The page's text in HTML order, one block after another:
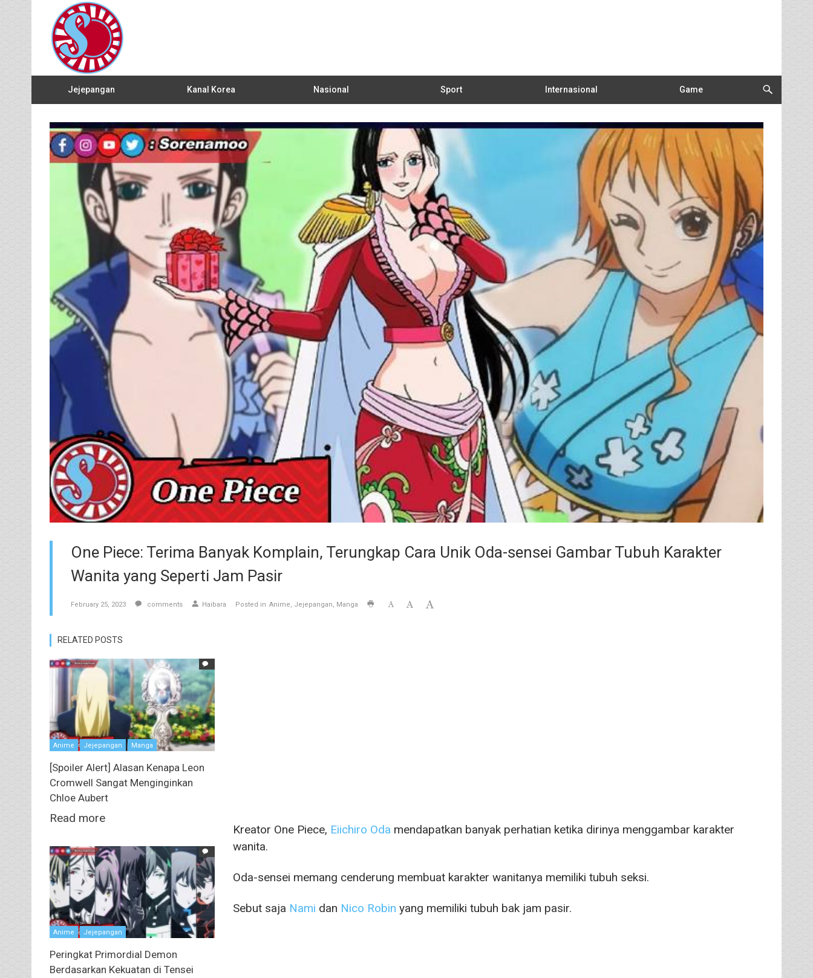
Jejepangan Kanal Korea Nasional Sport Internasional Game
One Piece: Terima Banyak Komplain, Terungkap Cara Unik Oda-sensei Gambar Tubuh Karakter
Wanita yang Seperti Jam Pasir
February 25, 2023 comments Haibara Posted in Anime Jejepangan Manga
Kreator One Piece, Eiichiro Oda mendapatkan banyak perhatian ketika dirinya menggambar karakter
wanita.
Oda-sensei memang cenderung membuat karakter wanitanya memiliki tubuh seksi.
Sebut saja Nami dan Nico Robin yang memiliki tubuh bak jam pasir.
RELATED POSTS
Anime Jejepangan Manga
[Spoiler Alert] Alasan Kenapa Leon
Cromwell Sangat Menginginkan
Chloe Aubert
Read more
Anime Jejepangan
Peringkat Primordial Demon
Berdasarkan Kekuatan di Tensei